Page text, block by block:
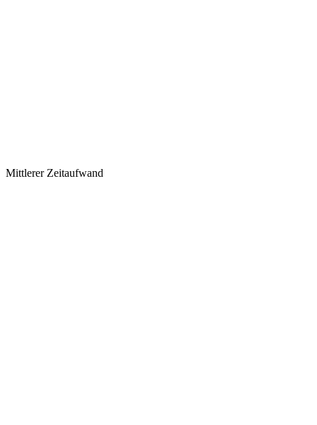
Mittlerer Zeitaufwand